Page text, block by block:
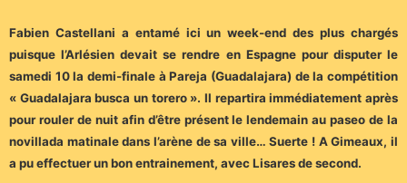
Fabien Castellani a entamé ici un week-end des plus chargés
puisque l’Arlésien devait se rendre en Espagne pour disputer le
samedi 10 la demi-finale à Pareja (Guadalajara) de la compétition
« Guadalajara busca un torero ». Il repartira immédiatement après
pour rouler de nuit afin d’être présent le lendemain au paseo de la
novillada matinale dans l’arène de sa ville… Suerte ! A Gimeaux, il
a pu effectuer un bon entrainement, avec Lisares de second.